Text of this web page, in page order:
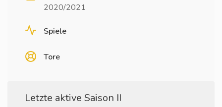
2020/2021
Spiele
Tore
Letzte aktive Saison II